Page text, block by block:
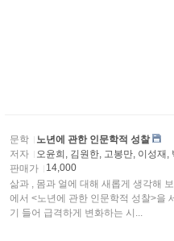
문학
노년에 관한 인문학적 성찰
저자
오윤희, 김원한, 고봉만, 이성재
판매가
14,000
삶과 , 몸과 얼에 대해 새롭게 생각해
에서 <노년에 관한 인문학적 성찰>을
기 들어 급격하게 변화하는 시...